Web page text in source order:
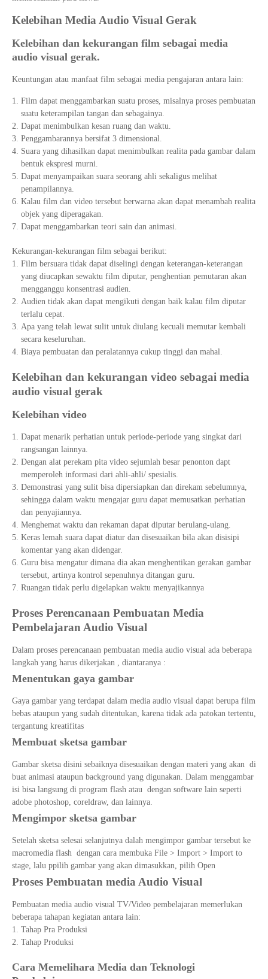
Kelebihan Media Audio Visual Gerak
Kelebihan dan kekurangan film sebagai media
audio visual gerak.
Keuntungan atau manfaat film sebagai media pengajaran antara lain:
Film dapat menggambarkan suatu proses, misalnya proses pembuatan
suatu keterampilan tangan dan sebagainya.
Dapat menimbulkan kesan ruang dan waktu.
Penggambarannya bersifat 3 dimensional.
Suara yang dihasilkan dapat menimbulkan realita pada gambar dalam
bentuk ekspresi murni.
Dapat menyampaikan suara seorang ahli sekaligus melihat
penampilannya.
Kalau film dan video tersebut berwarna akan dapat menambah realita
objek yang diperagakan.
Dapat menggambarkan teori sain dan animasi.
Kekurangan-kekurangan film sebagai berikut:
Film bersuara tidak dapat diselingi dengan keterangan-keterangan
yang diucapkan sewaktu film diputar, penghentian pemutaran akan
mengganggu konsentrasi audien.
Audien tidak akan dapat mengikuti dengan baik kalau film diputar
terlalu cepat.
Apa yang telah lewat sulit untuk diulang kecuali memutar kembali
secara keseluruhan.
Biaya pembuatan dan peralatannya cukup tinggi dan mahal.
Kelebihan dan kekurangan video sebagai media
audio visual gerak
Kelebihan video
Dapat menarik perhatian untuk periode-periode yang singkat dari
rangsangan lainnya.
Dengan alat perekam pita video sejumlah besar penonton dapt
memperoleh informasi dari ahli-ahli/ spesialis.
Demonstrasi yang sulit bisa dipersiapkan dan direkam sebelumnya,
sehingga dalam waktu mengajar guru dapat memusatkan perhatian
dan penyajiannya.
Menghemat waktu dan rekaman dapat diputar berulang-ulang.
Keras lemah suara dapat diatur dan disesuaikan bila akan disisipi
komentar yang akan didengar.
Guru bisa mengatur dimana dia akan menghentikan gerakan gambar
tersebut, artinya kontrol sepenuhnya ditangan guru.
Ruangan tidak perlu digelapkan waktu menyajikannya
Proses Perencanaan Pembuatan Media
Pembelajaran Audio Visual
Dalam proses perencanaan pembuatan media audio visual ada beberapa
langkah yang harus dikerjakan , diantaranya :
Menentukan gaya gambar
Gaya gambar yang terdapat dalam media audio visual dapat berupa film
bebas ataupun yang sudah ditentukan, karena tidak ada patokan tertentu,
tergantung kreatifitas
Membuat sketsa gambar
Gambar sketsa disini sebaiknya disesuaikan dengan materi yang akan di
buat animasi ataupun background yang digunakan. Dalam menggambar
isi bisa langsung di program flash atau dengan software lain seperti
adobe photoshop, coreldraw, dan lainnya.
Mengimpor sketsa gambar
Setelah sketsa selesai selanjutnya dalah mengimpor gambar tersebut ke
macromedia flash dengan cara membuka File > Import > Import to
stage, lalu ppilih gambar yang akan dimasukkan, pilih Open
Proses Pembuatan media Audio Visual
Pembuatan media audio visual TV/Video pembelajaran memerlukan
beberapa tahapan kegiatan antara lain:
Tahap Pra Produksi
Tahap Produksi
Cara Memelihara Media dan Teknologi